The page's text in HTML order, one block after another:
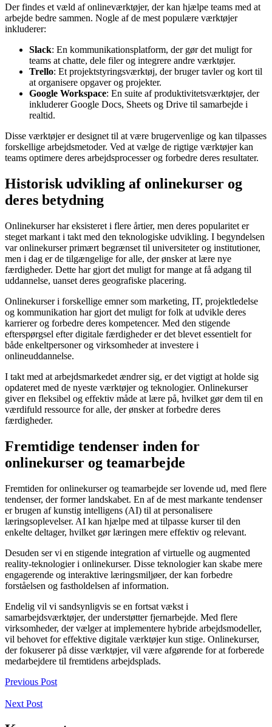
Der findes et væld af onlineværktøjer, der kan hjælpe teams med at
arbejde bedre sammen. Nogle af de mest populære værktøjer
inkluderer:
Slack: En kommunikationsplatform, der gør det muligt for
teams at chatte, dele filer og integrere andre værktøjer.
Trello: Et projektstyringsværktøj, der bruger tavler og kort til
at organisere opgaver og projekter.
Google Workspace: En suite af produktivitetsværktøjer, der
inkluderer Google Docs, Sheets og Drive til samarbejde i
realtid.
Disse værktøjer er designet til at være brugervenlige og kan tilpasses
forskellige arbejdsmetoder. Ved at vælge de rigtige værktøjer kan
teams optimere deres arbejdsprocesser og forbedre deres resultater.
Historisk udvikling af onlinekurser og
deres betydning
Onlinekurser har eksisteret i flere årtier, men deres popularitet er
steget markant i takt med den teknologiske udvikling. I begyndelsen
var onlinekurser primært begrænset til universiteter og institutioner,
men i dag er de tilgængelige for alle, der ønsker at lære nye
færdigheder. Dette har gjort det muligt for mange at få adgang til
uddannelse, uanset deres geografiske placering.
Onlinekurser i forskellige emner som marketing, IT, projektledelse
og kommunikation har gjort det muligt for folk at udvikle deres
karrierer og forbedre deres kompetencer. Med den stigende
efterspørgsel efter digitale færdigheder er det blevet essentielt for
både enkeltpersoner og virksomheder at investere i
onlineuddannelse.
I takt med at arbejdsmarkedet ændrer sig, er det vigtigt at holde sig
opdateret med de nyeste værktøjer og teknologier. Onlinekurser
giver en fleksibel og effektiv måde at lære på, hvilket gør dem til en
værdifuld ressource for alle, der ønsker at forbedre deres
færdigheder.
Fremtidige tendenser inden for
onlinekurser og teamarbejde
Fremtiden for onlinekurser og teamarbejde ser lovende ud, med flere
tendenser, der former landskabet. En af de mest markante tendenser
er brugen af kunstig intelligens (AI) til at personalisere
læringsoplevelser. AI kan hjælpe med at tilpasse kurser til den
enkelte deltager, hvilket gør læringen mere effektiv og relevant.
Desuden ser vi en stigende integration af virtuelle og augmented
reality-teknologier i onlinekurser. Disse teknologier kan skabe mere
engagerende og interaktive læringsmiljøer, der kan forbedre
forståelsen og fastholdelsen af information.
Endelig vil vi sandsynligvis se en fortsat vækst i
samarbejdsværktøjer, der understøtter fjernarbejde. Med flere
virksomheder, der vælger at implementere hybride arbejdsmodeller,
vil behovet for effektive digitale værktøjer kun stige. Onlinekurser,
der fokuserer på disse værktøjer, vil være afgørende for at forberede
medarbejdere til fremtidens arbejdsplads.
Previous Post
Next Post